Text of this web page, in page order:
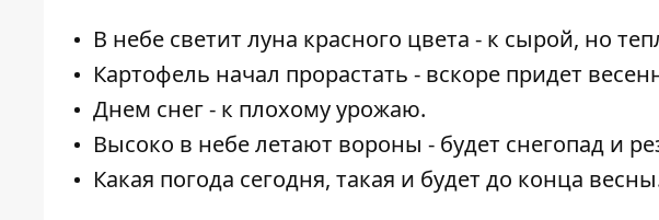
В небе светит луна красного цвета - к сырой, но
Картофель начал прорастать - вскоре придет
Днем снег - к плохому урожаю.
Высоко в небе летают вороны - будет снегопад и
Какая погода сегодня, такая и будет до конца